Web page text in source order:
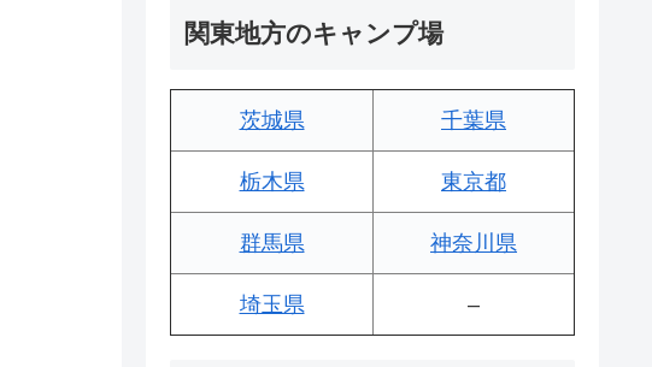
関東地方のキャンプ場
茨城県 千葉県
栃木県 東京都
群馬県 神奈川県
埼玉県 –